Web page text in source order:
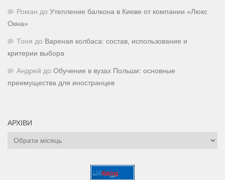
Роман до Утепление балкона в Киеве от компании «Люкс
Окна»
Тоня до Вареная колбаса: состав, использование и
критерии выбора
Андрей до Обучение в вузах Польши: основные
преимущества для иностранцев
АРХІВИ
Архіви